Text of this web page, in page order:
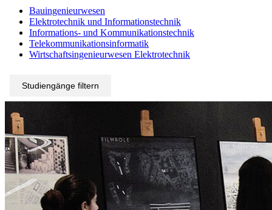
Bauingenieurwesen
Elektrotechnik und Informationstechnik
Informations- und Kommunikationstechnik
Telekommunikationsinformatik
Wirtschaftsingenieurwesen Elektrotechnik
Studiengänge filtern